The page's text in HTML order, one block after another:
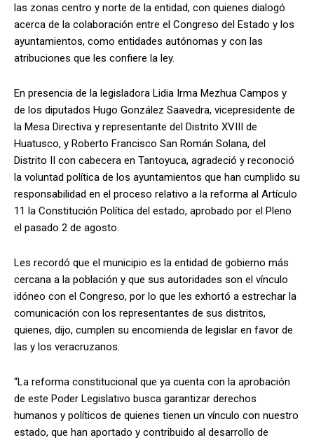
las zonas centro y norte de la entidad, con quienes dialogó
acerca de la colaboración entre el Congreso del Estado y los
ayuntamientos, como entidades autónomas y con las
atribuciones que les confiere la ley.
En presencia de la legisladora Lidia Irma Mezhua Campos y
de los diputados Hugo González Saavedra, vicepresidente de
la Mesa Directiva y representante del Distrito XVIII de
Huatusco, y Roberto Francisco San Román Solana, del
Distrito II con cabecera en Tantoyuca, agradeció y reconoció
la voluntad política de los ayuntamientos que han cumplido su
responsabilidad en el proceso relativo a la reforma al Artículo
11 la Constitución Política del estado, aprobado por el Pleno
el pasado 2 de agosto.
Les recordó que el municipio es la entidad de gobierno más
cercana a la población y que sus autoridades son el vínculo
idóneo con el Congreso, por lo que les exhortó a estrechar la
comunicación con los representantes de sus distritos,
quienes, dijo, cumplen su encomienda de legislar en favor de
las y los veracruzanos.
“La reforma constitucional que ya cuenta con la aprobación
de este Poder Legislativo busca garantizar derechos
humanos y políticos de quienes tienen un vínculo con nuestro
estado, que han aportado y contribuido al desarrollo de